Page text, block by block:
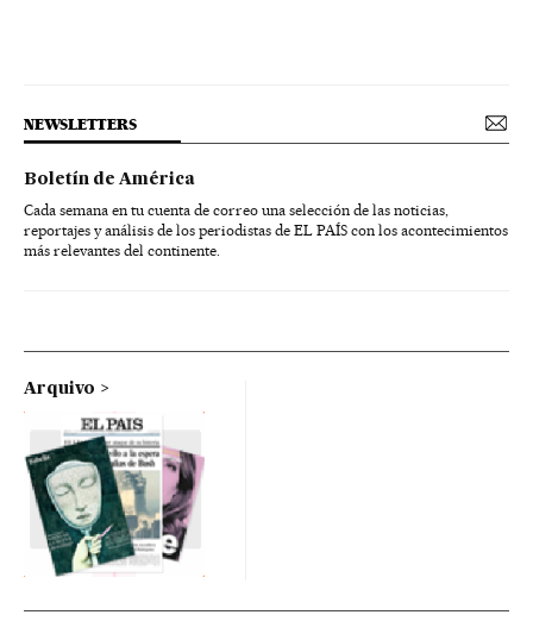
NEWSLETTERS
Boletín de América
Cada semana en tu cuenta de correo una selección de las noticias,
reportajes y análisis de los periodistas de EL PAÍS con los acontecimientos
más relevantes del continente.
Arquivo